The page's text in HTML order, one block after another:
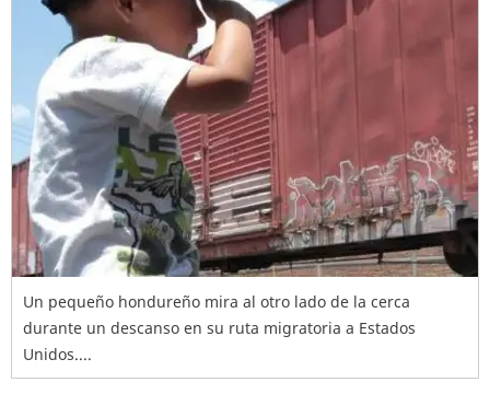
Un pequeño hondureño mira al otro lado de la cerca
durante un descanso en su ruta migratoria a Estados
Unidos....